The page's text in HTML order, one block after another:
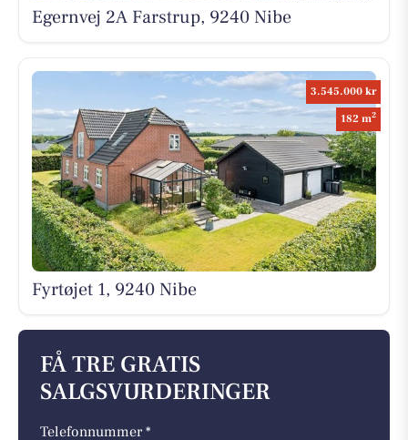
Egernvej 2A Farstrup, 9240 Nibe
3.545.000 kr
182 m2
Fyrtøjet 1, 9240 Nibe
FÅ TRE GRATIS
SALGSVURDERINGER
Telefonnummer *